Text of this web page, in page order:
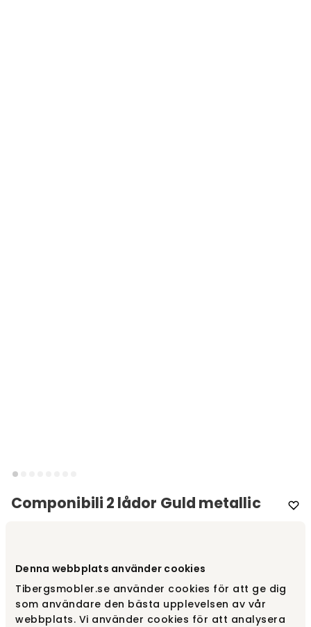
Denna webbplats använder cookies
Tibergsmobler.se använder cookies för att ge dig
som användare den bästa upplevelsen av vår
webbplats. Vi använder cookies för att analysera
Componibili 2 lådor Guld metallic
Välj färgGuld metallic
Guld metallic